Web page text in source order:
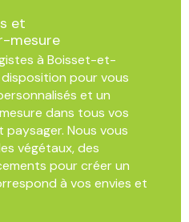
et
mesure
à Boisset-et-
pour vous
et un
dans tous vos
Nous vous
végétaux, des
pour créer un
à vos envies et